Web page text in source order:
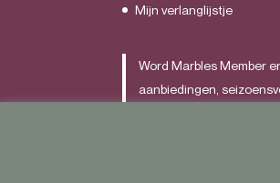
Mijn verlanglijstje
Word Marbles Member
aanbiedingen,